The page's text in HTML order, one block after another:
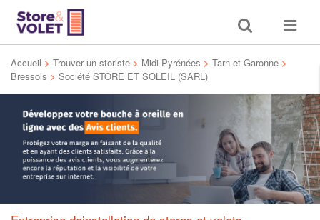
Toggle
search
Toggle
Accueil > Trouver un storiste > Midi-Pyrénées > Tarn-et-Garonne >
Bressols > Société STORE ET SOLEIL (SARL)